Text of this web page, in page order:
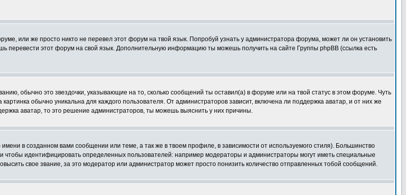
или же просто никто не перевел этот форум на твой язык. Попробуй узнать у администратора форума, может ли он установить
перевести этот форум на свой язык. Дополнительную информацию ты можешь получить на сайте Группы phpBB (ссылка есть
обычно это звездочки, указывающие на то, сколько сообщений ты оставил(а) в форуме или на твой статус в этом форуме. Чуть
обычно уникальна для каждого пользователя. От администраторов зависит, включена ли поддержка аватар, и от них же
аватар, то это решение администраторов, ты можешь выяснить у них причины.
в созданном вами сообщении или теме, а так же в твоем профиле, в зависимости от используемого стиля). Большинство
чтобы идентифицировать определенных пользователей: например модераторы и администраторы могут иметь специальные
свое звание, за это модератор или администратор может просто понизить количество отправленных тобой сообщений.